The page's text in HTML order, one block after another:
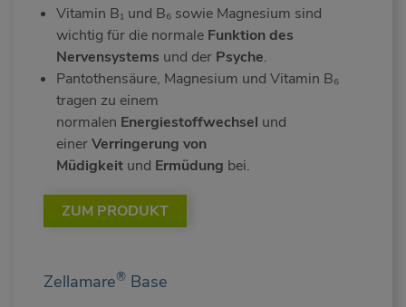
Vitamin B₁ und B₆ sowie Magnesium sind
wichtig für die normale Funktion des
Nervensystems und der Psyche.
Pantothensäure, Magnesium und Vitamin B₆
tragen zu einem
normalen Energiestoffwechsel und
einerVerringerung von
Müdigkeit und Ermüdung bei.
ZUM PRODUKT
Zellamare® Base